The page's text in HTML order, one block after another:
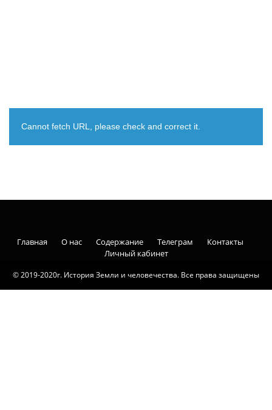
Cannot fetch URL, please check and correct it.
© 2019-2020г. История Земли и человечества. Все права защищены
Главная О нас Содержание Телеграм
Контакты
Личный кабинет